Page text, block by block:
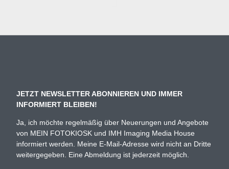
JETZT NEWSLETTER ABONNIEREN UND IMMER
INFORMIERT BLEIBEN!
Ja, ich möchte regelmäßig über Neuerungen und Angebote
von MEIN FOTOKIOSK und IMH Imaging Media House
informiert werden. Meine E-Mail-Adresse wird nicht an Dritte
weitergegeben. Eine Abmeldung ist jederzeit möglich.